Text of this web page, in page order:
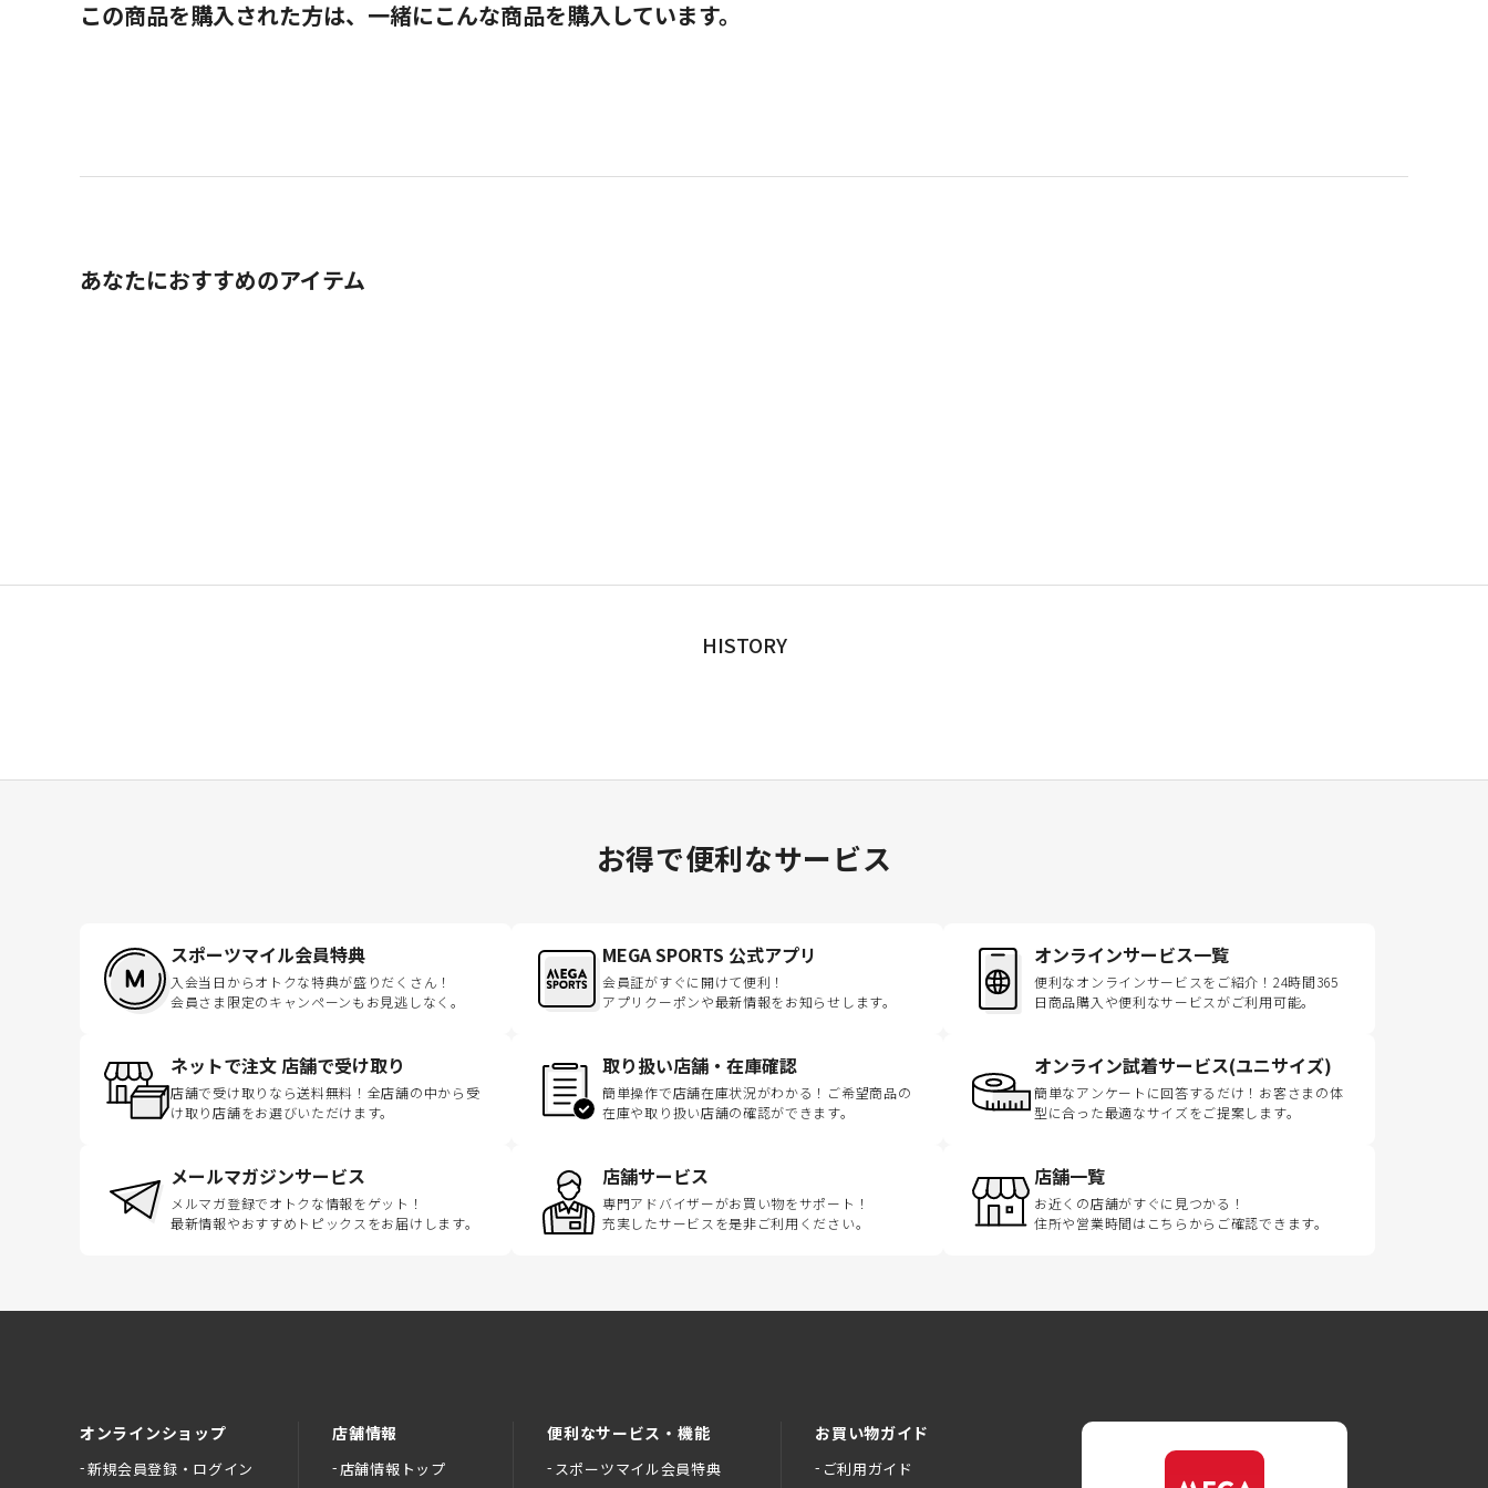
この商品を購入された方は、一緒にこんな商品を購入しています。
あなたにおすすめのアイテム
HISTORY
お得で便利なサービス
スポーツマイル会員特典
入会当日からオトクな特典が盛りだくさん！
会員さま限定のキャンペーンもお見逃しなく。
MEGA SPORTS 公式アプリ
会員証がすぐに開けて便利！
アプリクーポンや最新情報をお知らせします。
オンラインサービス一覧
便利なオンラインサービスをご紹介！24時間365
日商品購入や便利なサービスがご利用可能。
ネットで注文 店舗で受け取り
店舗で受け取りなら送料無料！全店舗の中から受
け取り店舗をお選びいただけます。
取り扱い店舗・在庫確認
簡単操作で店舗在庫状況がわかる！ご希望商品の
在庫や取り扱い店舗の確認ができます。
オンライン試着サービス(ユニサイズ)
簡単なアンケートに回答するだけ！お客さまの体
型に合った最適なサイズをご提案します。
メールマガジンサービス
メルマガ登録でオトクな情報をゲット！
最新情報やおすすめトピックスをお届けします。
店舗サービス
専門アドバイザーがお買い物をサポート！
充実したサービスを是非ご利用ください。
店舗一覧
お近くの店舗がすぐに見つかる！
住所や営業時間はこちらからご確認できます。
オンラインショップ
新規会員登録・ログイン
店舗情報
店舗情報トップ
便利なサービス・機能
スポーツマイル会員特典
お買い物ガイド
ご利用ガイド